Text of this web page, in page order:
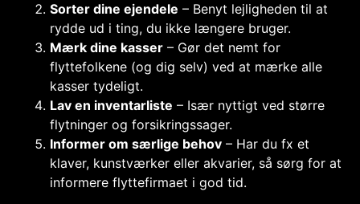
Sorter dine ejendele – Benyt lejligheden til at
rydde ud i ting, du ikke længere bruger.
Mærk dine kasser – Gør det nemt for
flyttefolkene (og dig selv) ved at mærke alle
kasser tydeligt.
Lav en inventarliste – Især nyttigt ved større
flytninger og forsikringssager.
Informer om særlige behov – Har du fx et
klaver, kunstværker eller akvarier, så sørg for at
informere flyttefirmaet i god tid.